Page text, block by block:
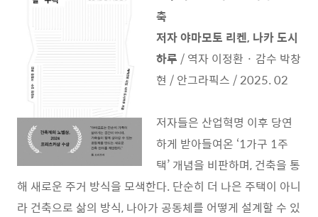
축
저자 야마모토 리켄, 나카 도시
하루 / 역자 이정환 · 감수 박창
현 / 안그라픽스 / 2025. 02
저자들은 산업혁명 이후 당연
하게 받아들여온 ‘1가구 1주
택’ 개념을 비판하며, 건축을 통
해 새로운 주거 방식을 모색한다. 단순히 더 나은 주택이 아니
라 건축으로 삶의 방식, 나아가 공동체를 어떻게 설계할 수 있